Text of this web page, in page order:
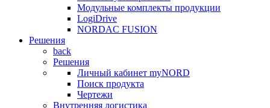
Модульные комплекты продукции
LogiDrive
NORDAC FUSION
Решения
back
Решения
Личный кабинет myNORD
Поиск продукта
Чертежи
Внутренняя логистика